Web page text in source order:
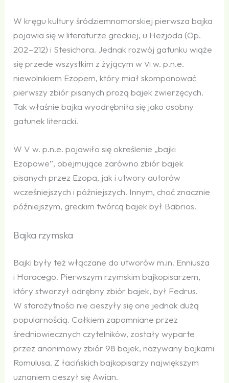
W kręgu kultury śródziemnomorskiej pierwsza bajka
pojawia się w literaturze greckiej, u Hezjoda (Op.
202 – 212) i Stesichora. Jednak rozwój gatunku wiąże
się przede wszystkim z żyjącym wVI w. p.n.e.
niewolnikiem Ezopem, który miał skomponować
pierwszy zbiór pisanych prozą bajek zwierzęcych.
Tak właśnie bajka wyodrębniła się jako osobny
gatunek literacki.
W V w. p.n.e. pojawiło się określenie „bajki
Ezopowe”, obejmujące zarówno zbiór bajek
pisanych przez Ezopa, jak i utwory autorów
wcześniejszych i późniejszych. Innym, choć znacznie
późniejszym, greckim twórcą bajek był Babrios.
Bajka rzymska
Bajki były też włączane do utworów m.in. Enniusza
i Horacego. Pierwszym rzymskim bajkopisarzem,
który stworzył odrębny zbiór bajek, był Fedrus.
W starożytności nie cieszyły się one jednak dużą
popularnością. Całkiem zapomniane przez
średniowiecznych czytelników, zostały wyparte
przez anonimowy zbiór 98 bajek, nazywany bajkami
Romulusa. Z łacińskich bajkopisarzy największym
uznaniem cieszył się Awian.